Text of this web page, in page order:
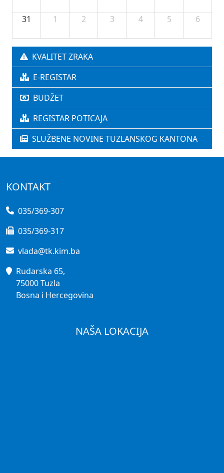
31 1 2 3 4 5 6
KVALITET ZRAKA
E-REGISTAR
BUDŽET
REGISTAR POTICAJA
SLUŽBENE NOVINE TUZLANSKOG KANTONA
KONTAKT
035/369-307
035/369-317
vlada@tk.kim.ba
Rudarska 65,
75000 Tuzla
Bosna i Hercegovina
NAŠA LOKACIJA